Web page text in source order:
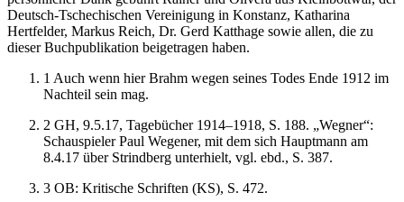
Deutsch-Tschechischen Vereinigung in Konstanz, Katharina
Hertfelder, ­Markus Reich, Dr. Gerd Katthage sowie allen, die zu
dieser Buchpublikation beigetragen haben.
1 Auch wenn hier Brahm wegen seines Todes Ende 1912 im
Nachteil sein mag.
2 GH, 9.5.17, Tagebücher 1914–1918, S. 188. „Wegner“:
Schauspieler Paul Wegener, mit dem sich Hauptmann am
8.4.17 über Strindberg unterhielt, vgl. ebd., S. 387.
3 OB: Kritische Schriften (KS), S. 472.